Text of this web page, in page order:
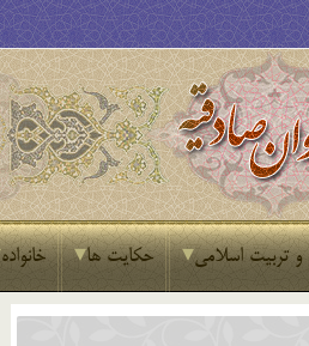
تربیت اسلامی حکایت ها خانواده